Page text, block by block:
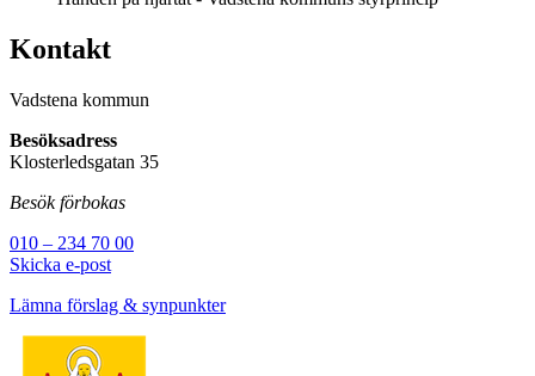
Kontakt
Vadstena kommun
Besöksadress
Klosterledsgatan 35
Besök förbokas
010 – 234 70 00
Skicka e-post
Lämna förslag & synpunkter